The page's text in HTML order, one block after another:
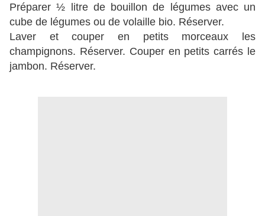
Préparer ½ litre de bouillon de légumes avec un
cube de légumes ou de volaille bio. Réserver.
Laver et couper en petits morceaux les
champignons. Réserver. Couper en petits carrés le
jambon. Réserver.